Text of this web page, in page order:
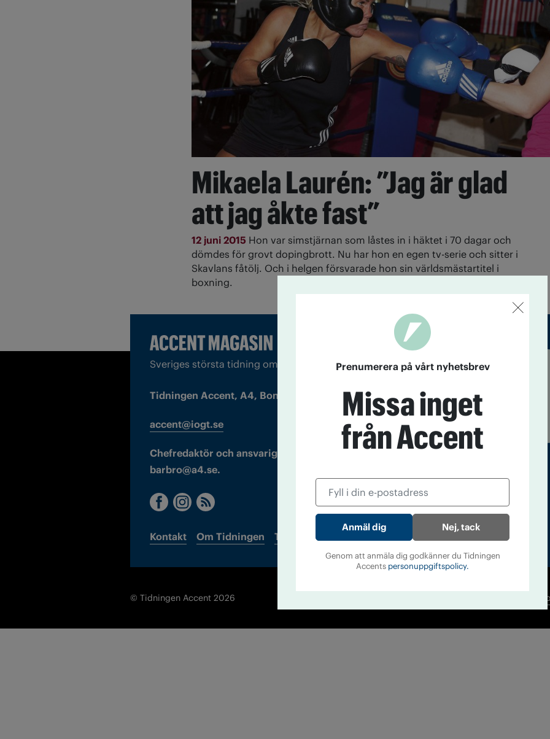
Mikaela Laurén: ”Jag är glad
att jag åkte fast”
12 juni 2015 Hon var simstjärnan som låstes in i häktet i 70 dagar och
dömdes för grovt dopingbrott. Nu har hon en egen tv-serie och sitter i
Skavlans fåtölj. Och i helgen försvarade hon sin världsmästartitel i
boxning.
Sveriges största tidning om droger och nykterhet
Tidningen Accent, A4, Bondegatan 21, 116 33 Stockholm
accent@iogt.se
Chefredaktör och ansvarig utgivare: Barbro Janson Lundkvist,
barbro@a4.se.
Kontakt Om Tidningen Tidningsarkiv In English
© Tidningen Accent 2026
Prenumerera på vårt nyhetsbrev
Missa inget
från Accent
Nej, tack
Genom att anmäla dig godkänner du Tidningen
Accents personuppgiftspolicy.